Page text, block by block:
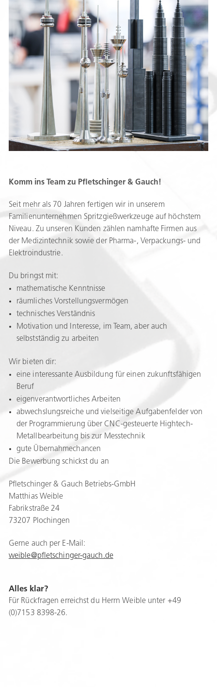
Komm ins Team zu Pfletschinger & Gauch!
Seit mehr als 70 Jahren fertigen wir in unserem
Familienunternehmen Spritzgießwerkzeuge auf höchstem
Niveau. Zu unseren Kunden zählen namhafte Firmen aus
der Medizintechnik sowie der Pharma-, Verpackungs- und
Elektroindustrie.
Du bringst mit:
mathematische Kenntnisse
räumliches Vorstellungsvermögen
technisches Verständnis
Motivation und Interesse, im Team, aber auch
selbstständig zu arbeiten
Wir bieten dir:
eine interessante Ausbildung für einen zukunftsfähigen
Beruf
eigenverantwortliches Arbeiten
abwechslungsreiche und vielseitige Aufgabenfelder von
der Programmierung über CNC-gesteuerte Hightech-
Metallbearbeitung bis zur Messtechnik
gute Übernahmechancen
Die Bewerbung schickst du an
Pfletschinger & Gauch Betriebs-GmbH
Matthias Weible
Fabrikstraße 24
73207 Plochingen
Gerne auch per E-Mail:
weible@pfletschinger-gauch.de
Alles klar?
Für Rückfragen erreichst du Herrn Weible unter +49
(0)7153 8398-26.